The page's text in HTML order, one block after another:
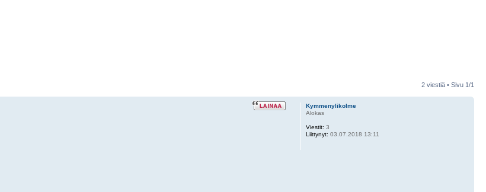
2 viestiä • Sivu 1/1
Kymmenylikolme
Alokas
Viestit: 3
Liittynyt: 03.07.2018 13:11